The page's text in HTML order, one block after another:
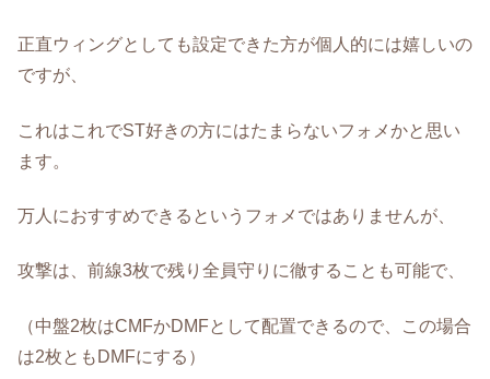
正直ウィングとしても設定できた方が個人的には嬉しいの
ですが、
これはこれでST好きの方にはたまらないフォメかと思い
ます。
万人におすすめできるというフォメではありませんが、
攻撃は、前線3枚で残り全員守りに徹することも可能で、
（中盤2枚はCMFかDMFとして配置できるので、この場合
は2枚ともDMFにする）